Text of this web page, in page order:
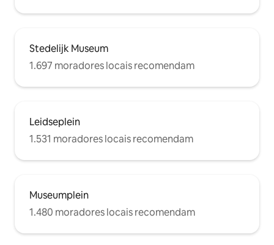
Stedelijk Museum
1.697 moradores locais recomendam
Leidseplein
1.531 moradores locais recomendam
Museumplein
1.480 moradores locais recomendam